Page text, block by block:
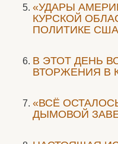
«УДАРЫ
КУРСКОЙ
ПОЛИТИКЕ
В ЭТОТ ДЕНЬ
ВТОРЖЕНИЯ В
«ВСЁ
ДЫМОВОЙ